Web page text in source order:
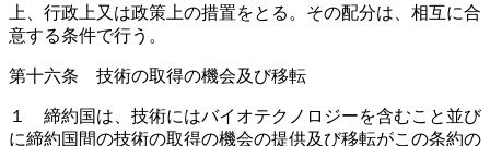
上、行政上又は政策上の措置をとる。その配分は、相互に合
意する条件で行う。
第十六条 技術の取得の機会及び移転
１ 締約国は、技術にはバイオテクノロジーを含むこと並び
に締約国間の技術の取得の機会の提供及び移転がこの条約の